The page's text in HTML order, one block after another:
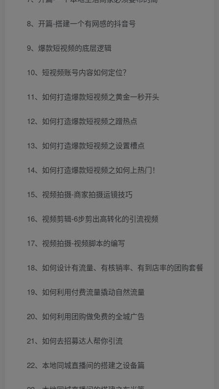
8、开篇-搭建一个有网感的抖音号
9、爆款短视频的底层逻辑
10、短视频账号内容如何定位？
11、如何打造爆款短视频之黄金一秒开头
12、如何打造爆款短视频之蹭热点
13、如何打造爆款短视频之设置槽点
14、如何打造爆款短视频之如何上热门！
15、视频拍摄-商家拍摄运镜技巧
16、视频剪辑-6步剪出高转化的引流视频
17、视频拍摄-视频脚本的编写
18、如何设计有流量、有核销率、有到店率的团购套餐
19、如何利用付费流量撬动自然流量
20、如何利用团购做免费的全城广告
21、如何去招募达人帮你引流
22、本地同城直播间的搭建之设备篇